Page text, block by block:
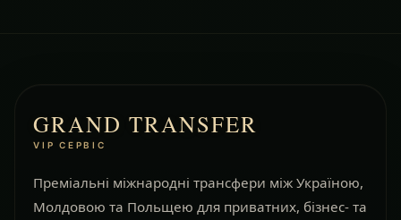
GRAND TRANSFER
VIP СЕРВІС
Преміальні міжнародні трансфери між Україною,
Молдовою та Польщею для приватних, бізнес- та